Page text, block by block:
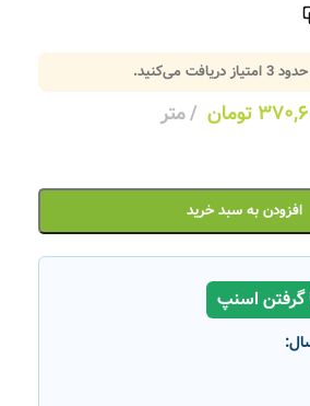
3امتیاز دریافت می‌کنید.
تومان متر
افزودن به سبد خرید
گرفتن اسنپ